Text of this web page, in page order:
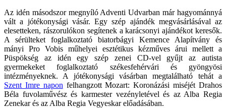
Az idén másodszor megnyíló Adventi Udvarban már hagyománnyá
vált a jótékonysági vásár. Egy szép ajándék megvásárlásával az
elesetteken, rászorulókon segítenek a karácsonyi ajándékot keresők.
A sérülteket foglalkoztató biatorbágyi Kemence Alapítvány és
mányi Pro Vobis műhelyei esztétikus kézműves árui mellett a
Püspökség az idén egy szép zenei CD-vel gyűjt az autista
gyermekeket foglalkoztató székesfehérvári és gyöngyösi
intézményeknek. A jótékonysági vásárban megtalálható tehát a
Szent Imre napon felhangzott Mozart: Koronázási miséjét Drahos
Béla fuvolaművész és karmester vezényletével és az Alba Regia
Zenekar és az Alba Regia Vegyeskar előadásában.